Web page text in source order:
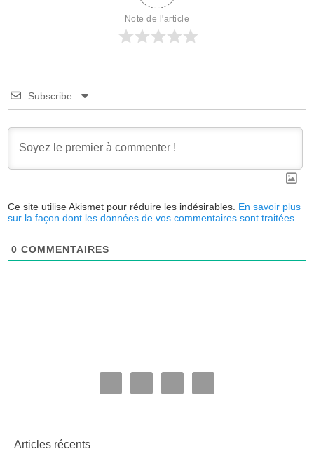
Note de l'article
Subscribe
Ce site utilise Akismet pour réduire les indésirables. En savoir plus
sur la façon dont les données de vos commentaires sont traitées
0 COMMENTAIRES
Articles récents